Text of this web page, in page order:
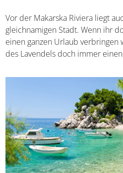
Naturfreunde.
Vor der Makarska Riviera liegt
gleichnamigen Stadt. Wenn ihr
Insel des Lavendels doch